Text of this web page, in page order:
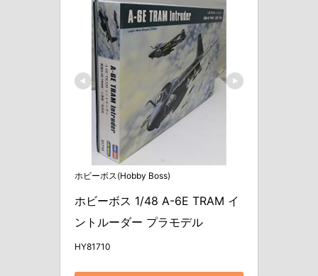
ホビーボス(Hobby Boss)
ホビーボス 1/48 A-6E TRAM イ
ントルーダー プラモデル
HY81710